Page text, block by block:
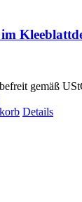
gemäß
Details